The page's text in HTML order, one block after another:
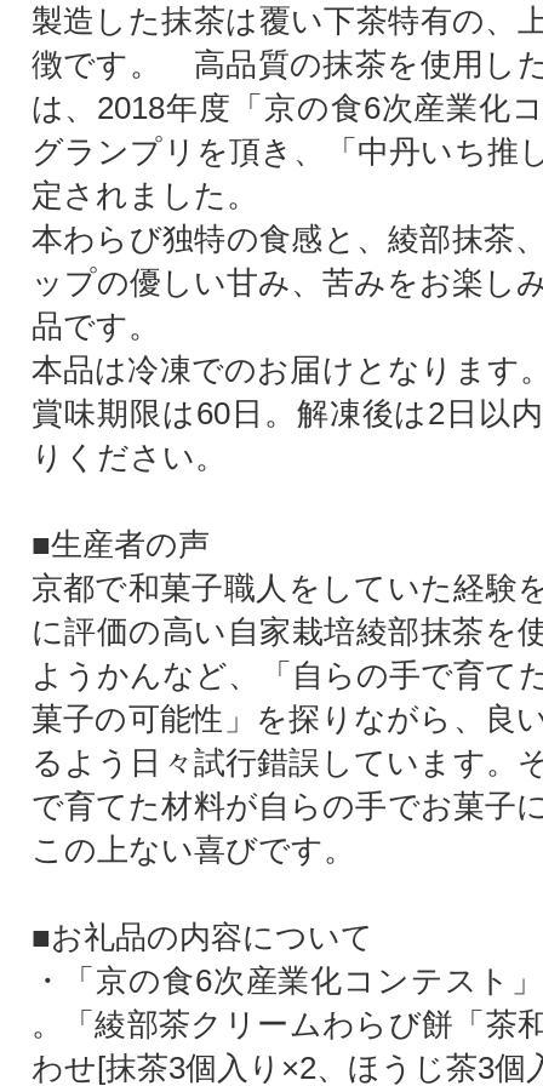
製造した抹茶は覆い下茶特有の、
徴です。 高品質の抹茶を使用し
は、2018年度「京の食6次産業化
グランプリを頂き、「中丹いち推
定されました。
本わらび独特の食感と、綾部抹茶
ップの優しい甘み、苦みをお楽し
品です。
本品は冷凍でのお届けとなります
賞味期限は60日。解凍後は2日以
りください。
■生産者の声
京都で和菓子職人をしていた経験
に評価の高い自家栽培綾部抹茶を
ようかんなど、「自らの手で育て
菓子の可能性」を探りながら、良
るよう日々試行錯誤しています。
で育てた材料が自らの手でお菓子
この上ない喜びです。
■お礼品の内容について
・「京の食6次産業化コンテスト
。「綾部茶クリームわらび餅「茶
わせ[抹茶3個入り×2、ほうじ茶3個